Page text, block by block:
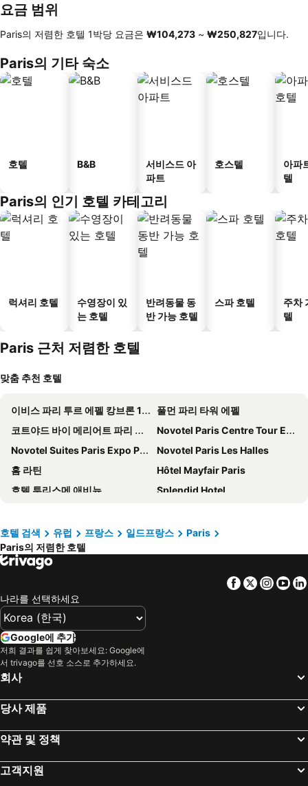
요금 범위
Paris의 저렴한 호텔 1박당 요금은 ‎₩104,273 ~ ‎₩250,827입니다.
Paris의 기타 숙소
호텔 B&B
서비스드 아
파트
호스텔
아파
텔
Paris의 인기 호텔 카테고리
럭셔리 호텔
수영장이 있
는 호텔
반려동물 동
반 가능 호텔
스파 호텔
주차
텔
Paris 근처 저렴한 호텔
맞춤 추천 호텔
이비스 파리 투르 에펠 캉브론 15엠므
풀먼 파리 타워 에펠
코트야드 바이 메리어트 파리 가르 드 리옹
Novotel Paris Centre Tour Eiffel
Novotel Suites Paris Expo Porte de Versailles
Novotel Paris Les Halles
홈 라틴
Hôtel Mayfair Paris
호텔 투리스메 애비뉴
Splendid Hotel
Hôtel Clémence
Le Royal Monceau - Raffles Paris
오텔 라 콩테스
Hotel Montparnasse Alesia
호텔 바캉스 블루 프로방스 오페라
노보텔 파리 샹트르 갸르 몽파르나스
Hotel Eden
Les Jardins du Marais
Hotel Berne Opera
호텔 페르텔 에투알
빌라 로얄
호텔 엘리사 룩셈부르크
아발론 호텔 파리 가르 뒤 노르
호텔 오페라 망트농
호텔 검색 유럽 프랑스 일드프랑스
Paris
Paris의 저렴한 호텔
Facebook
Twitter
나라를 선택하세요
Google에 추가
저희 결과를 쉽게 찾아보세요: Google에
서 trivago를 선호 소스로 추가하세요.
회사
당사 제품
약관 및 정책
고객지원